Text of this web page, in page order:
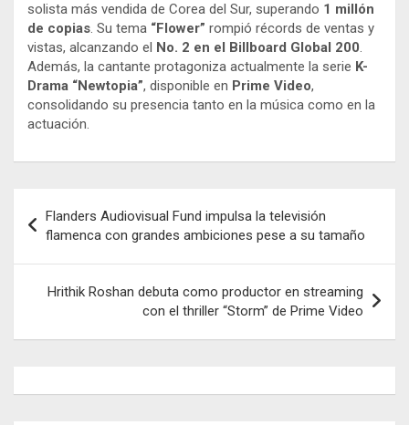
solista más vendida de Corea del Sur, superando 1 millón
de copias. Su tema “Flower” rompió récords de ventas y
vistas, alcanzando el
No. 2 en el Billboard Global 200.
Además, la cantante protagoniza actualmente la serie K-
Drama “Newtopia”, disponible en Prime Video,
consolidando su presencia tanto en la música como en la
actuación.
de
entradas
Flanders Audiovisual Fund impulsa la televisión
flamenca con grandes ambiciones pese a su tamaño
Hrithik Roshan debuta como productor en streaming
con el thriller “Storm” de Prime Video